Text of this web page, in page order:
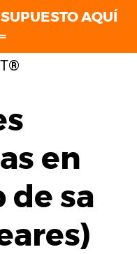
en
de sa
AQUÍ